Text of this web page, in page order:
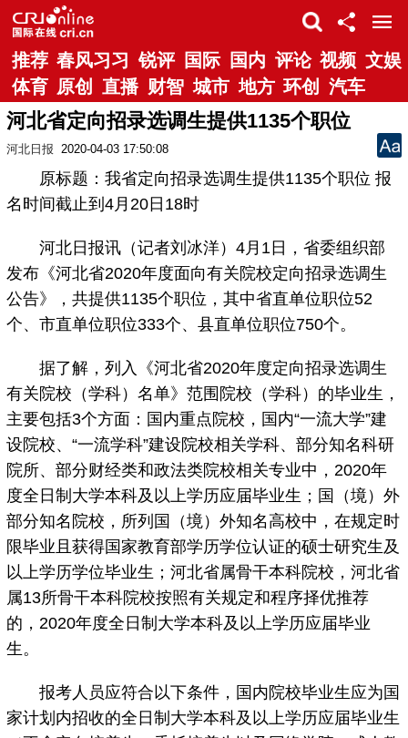
推荐 春风习习 锐评 国际 国内 评论 视频 文娱
体育 原创 直播 财智 城市 地方 环创 汽车
河北省定向招录选调生提供1135个职位
河北日报 2020-04-03 17:50:08
原标题：我省定向招录选调生提供1135个职位 报
名时间截止到4月20日18时
河北日报讯（记者刘冰洋）4月1日，省委组织部
发布《河北省2020年度面向有关院校定向招录选调生
公告》，共提供1135个职位，其中省直单位职位52
个、市直单位职位333个、县直单位职位750个。
据了解，列入《河北省2020年度定向招录选调生
有关院校（学科）名单》范围院校（学科）的毕业生，
主要包括3个方面：国内重点院校，国内“一流大学”建
设院校、“一流学科”建设院校相关学科、部分知名科研
院所、部分财经类和政法类院校相关专业中，2020年
度全日制大学本科及以上学历应届毕业生；国（境）外
部分知名院校，所列国（境）外知名高校中，在规定时
限毕业且获得国家教育部学历学位认证的硕士研究生及
以上学历学位毕业生；河北省属骨干本科院校，河北省
属13所骨干本科院校按照有关规定和程序择优推荐
的，2020年度全日制大学本科及以上学历应届毕业
生。
报考人员应符合以下条件，国内院校毕业生应为国
家计划内招收的全日制大学本科及以上学历应届毕业生